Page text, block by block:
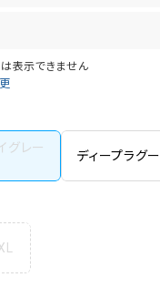
表示できません
グレー
ディープラグ